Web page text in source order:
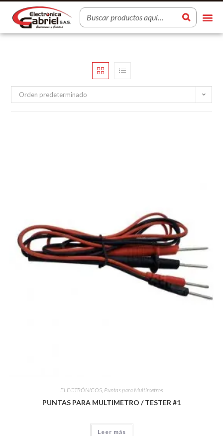
Orden predeterminado
ELECTRÓNICOS, Puntas para Multímetros
PUNTAS PARA MULTIMETRO / TESTER #1
Leer más